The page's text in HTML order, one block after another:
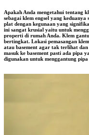
Apakah Anda mengetahui tentang
sebagai klem engsel yang
plat dengan kegunaan yang
ini sangat krusial yaitu untuk
properti di rumah Anda. Klem
bertingkat. Lokasi pemasangan
atau basement agar tak terlihat
masuk ke basement pasti ada pipa
digunakan untuk menggantung